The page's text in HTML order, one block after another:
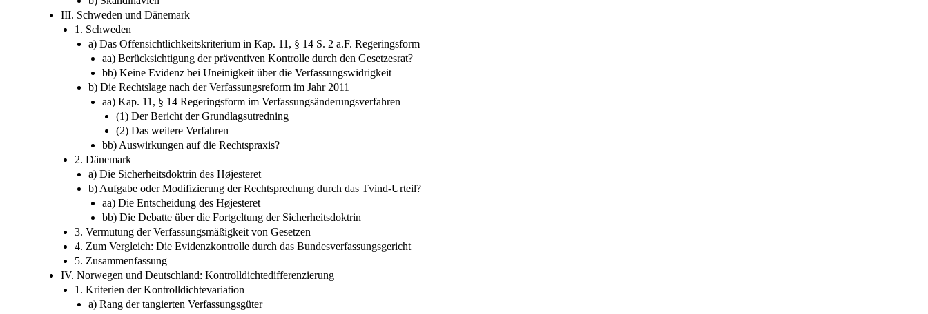
III. Schweden und Dänemark
1. Schweden
a) Das Offensichtlichkeitskriterium in Kap. 11, § 14 S. 2 a.F. Regeringsform
aa) Berücksichtigung der präventiven Kontrolle durch den Gesetzesrat?
bb) Keine Evidenz bei Uneinigkeit über die Verfassungswidrigkeit
b) Die Rechtslage nach der Verfassungsreform im Jahr 2011
aa) Kap. 11, § 14 Regeringsform im Verfassungsänderungsverfahren
(1) Der Bericht der Grundlagsutredning
(2) Das weitere Verfahren
bb) Auswirkungen auf die Rechtspraxis?
2. Dänemark
a) Die Sicherheitsdoktrin des Højesteret
b) Aufgabe oder Modifizierung der Rechtsprechung durch das Tvind-Urteil?
aa) Die Entscheidung des Højesteret
bb) Die Debatte über die Fortgeltung der Sicherheitsdoktrin
3. Vermutung der Verfassungsmäßigkeit von Gesetzen
4. Zum Vergleich: Die Evidenzkontrolle durch das Bundesverfassungsgericht
5. Zusammenfassung
IV. Norwegen und Deutschland: Kontrolldichtedifferenzierung
1. Kriterien der Kontrolldichtevariation
a) Rang der tangierten Verfassungsgüter